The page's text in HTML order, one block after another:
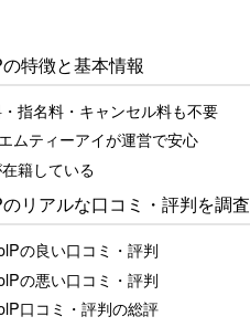
特徴と基本情報
指名料・キャンセル料も不要
ムティーアイが運営で安心
籍している
リアルな口コミ・評判を調査
の良い口コミ・評判
の悪い口コミ・評判
口コミ・評判の総評